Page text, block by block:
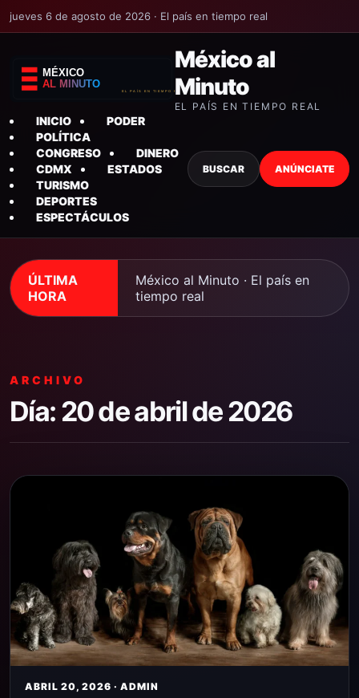
jueves 6 de agosto de 2026 · El país en tiempo real
México al
Minuto
EL PAÍS EN TIEMPO REAL
INICIO
PODER
POLÍTICA
CONGRESO
DINERO
CDMX
ESTADOS
TURISMO
DEPORTES
ESPECTÁCULOS
BUSCAR ANÚNCIATE
ÚLTIMA
HORA
México al Minuto · El país en
tiempo real
ARCHIVO
Día:20 de abril de 2026
ABRIL 20, 2026 · ADMIN